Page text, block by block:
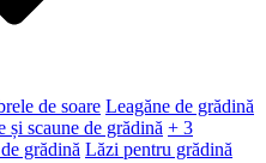
de soare Leagăne de grădină
și scaune de grădină + 3
grădină Lăzi pentru grădină